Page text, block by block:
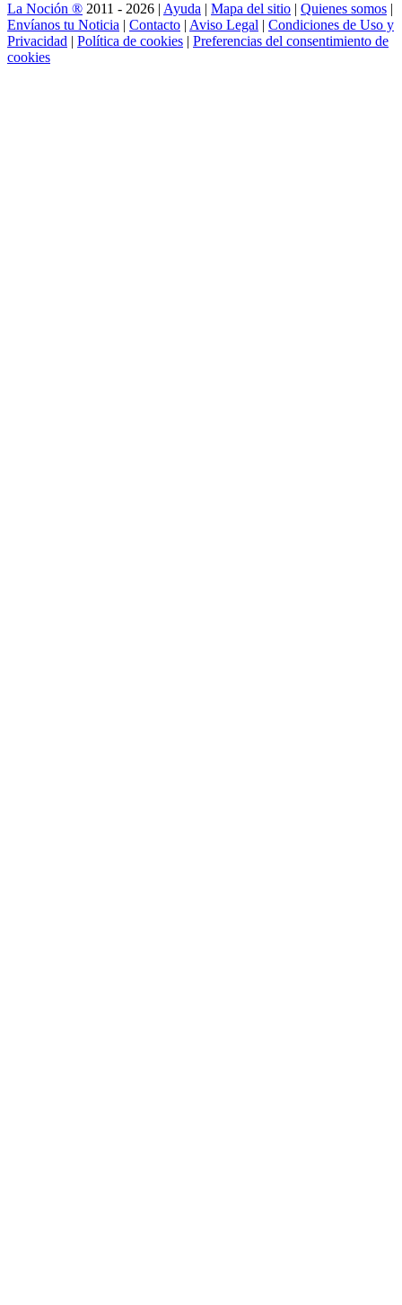
La Noción ® 2011 - 2026 | Ayuda | Mapa del sitio | Quienes somos |
Envíanos tu Noticia | Contacto | Aviso Legal | Condiciones de Uso y
Privacidad | Política de cookies | Preferencias del consentimiento de
cookies